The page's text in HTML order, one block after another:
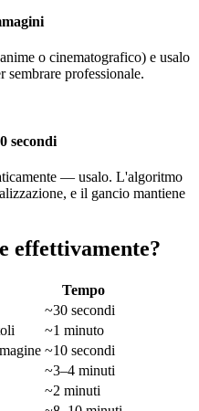
o cinematografico) e usalo
professionale.
secondi
— usalo. L'algoritmo
e il gancio mantiene
effettivamente?
Tempo
~30 secondi
~1 minuto
~10 secondi
~3–4 minuti
~2 minuti